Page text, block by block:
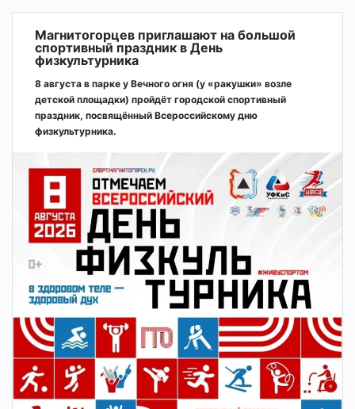
Магнитогорцев приглашают на большой
спортивный праздник в День
физкультурника
8 августа в парке у Вечного огня (у «ракушки» возле
детской площадки) пройдёт городской спортивный
праздник, посвящённый Всероссийскому дню
физкультурника.